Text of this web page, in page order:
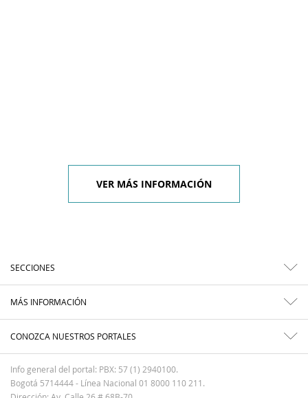
VER MÁS INFORMACIÓN
SECCIONES
MÁS INFORMACIÓN
CONOZCA NUESTROS PORTALES
Info general del portal: PBX: 57 (1) 2940100.
Bogotá 5714444 - Línea Nacional 01 8000 110 211.